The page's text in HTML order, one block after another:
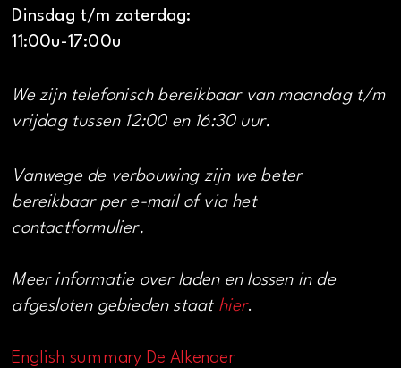
Dinsdag t/m zaterdag:
11:00u-17:00u
We zijn telefonisch bereikbaar van maandag t/m
vrijdag tussen 12:00 en 16:30 uur.
Vanwege de verbouwing zijn we beter
bereikbaar per e-mail of via het
contactformulier.
Meer informatie over laden en lossen in de
afgesloten gebieden staat hier.
English summary De Alkenaer